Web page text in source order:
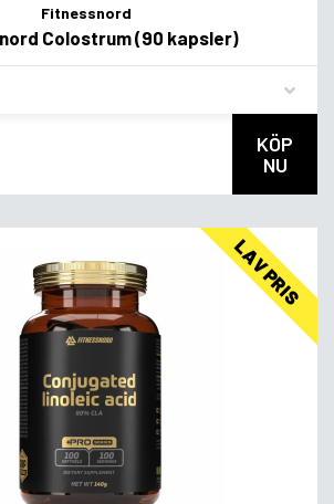
Fitnessnord
Colostrum (90 kapsler)
KÖP
NU
LAV PRIS